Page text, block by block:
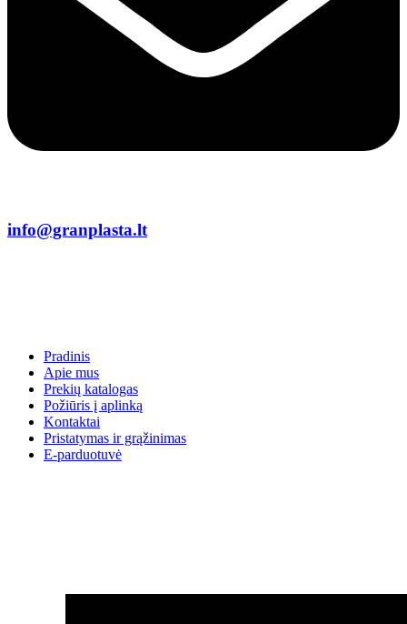
info@granplasta.lt
Pradinis
Apie mus
Prekių katalogas
Požiūris į aplinką
Kontaktai
Pristatymas ir grąžinimas
E-parduotuvė